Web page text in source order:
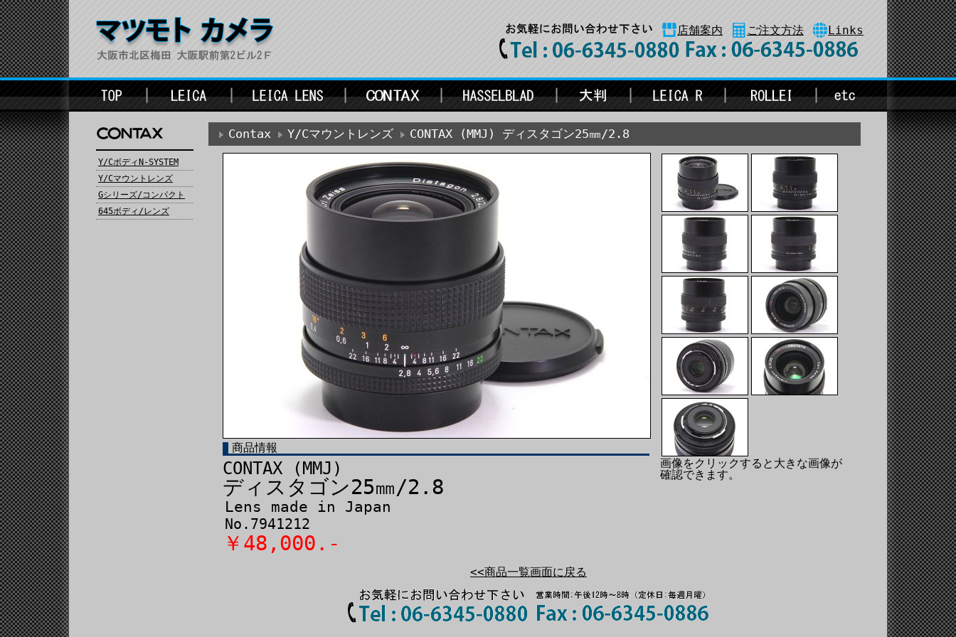
店舗案内 ご注文方法 Links
Y/CボディN-SYSTEM
Y/Cマウントレンズ
Gシリーズ/コンパクト
645ボディ/レンズ
Contax Y/Cマウントレンズ CONTAX (MMJ) ディスタゴン25㎜/2.8
商品情報
CONTAX (MMJ)
ディスタゴン25㎜/2.8
Lens made in Japan
No.7941212
￥48,000.-
画像をクリックすると大きな画像が
確認できます。
<<商品一覧画面に戻る